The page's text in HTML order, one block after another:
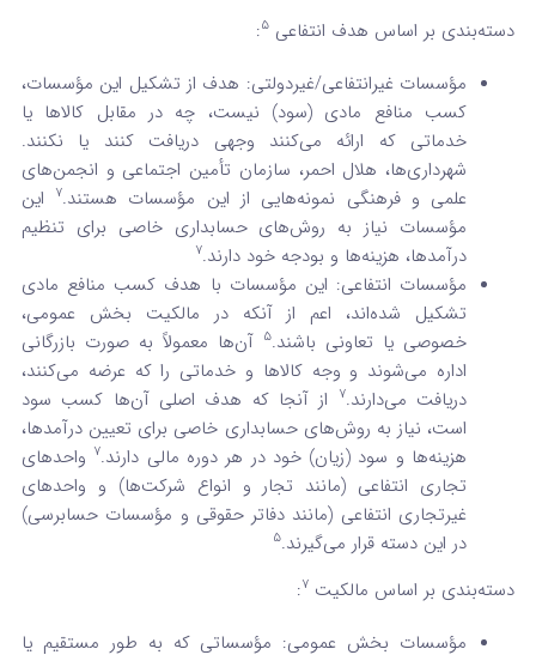
دسته‌بندی بر اساس هدف انتفاعی 5
:
مؤسسات غیرانتفاعی/غیردولتی: هدف از تشکیل این مؤسسات،
کسب منافع مادی (سود) نیست، چه در مقابل کالاها یا
خدماتی که ارائه می‌کنند وجهی دریافت کنند یا نکنند.
شهرداری‌ها، هلال احمر، سازمان تأمین اجتماعی و انجمن‌های
علمی و فرهنگی نمونه‌هایی از این مؤسسات هستند.7
این
مؤسسات نیاز به روش‌های حسابداری خاصی برای تنظیم
درآمدها، هزینه‌ها و بودجه خود دارند.7
مؤسسات انتفاعی: این مؤسسات با هدف کسب منافع مادی
تشکیل شده‌اند، اعم از آنکه در مالکیت بخش عمومی،
خصوصی یا تعاونی باشند.5 آن‌ها معمولاً به صورت بازرگانی
اداره می‌شوند و وجه کالاها و خدماتی را که عرضه می‌کنند،
دریافت می‌دارند.7
از آنجا که هدف اصلی آن‌ها کسب سود
است، نیاز به روش‌های حسابداری خاصی برای تعیین درآمدها،
هزینه‌ها و سود (زیان) خود در هر دوره مالی دارند.7 واحدهای
تجاری انتفاعی (مانند تجار و انواع شرکت‌ها) و واحدهای
غیرتجاری انتفاعی (مانند دفاتر حقوقی و مؤسسات حسابرسی)
در این دسته قرار می‌گیرند.5
دسته‌بندی بر اساس مالکیت 7
:
مؤسسات بخش عمومی: مؤسساتی که به طور مستقیم یا